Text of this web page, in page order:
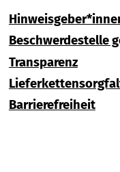
Beschwerdestelle
Transparenz
Barrierefreiheit